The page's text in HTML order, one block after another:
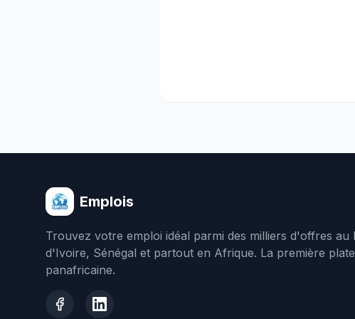
Emplois
Trouvez votre emploi idéal parmi des milliers d'offres au
d'Ivoire, Sénégal et partout en Afrique. La première
panafricaine.